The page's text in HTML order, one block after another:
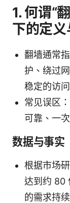
1. 何谓“
下的定
翻墙通常
护、绕过
稳定的访
常见误区
可靠、一
数据与事实
根据市场
达到约 80
的需求持